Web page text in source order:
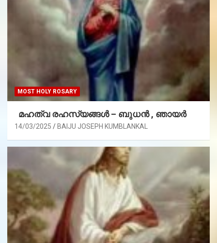
MOST HOLY ROSARY
മഹത്വ രഹസ്യങ്ങള്‍ – ബുധൻ , ഞായർ
14/03/2025 BAIJU JOSEPH KUMBLANKAL